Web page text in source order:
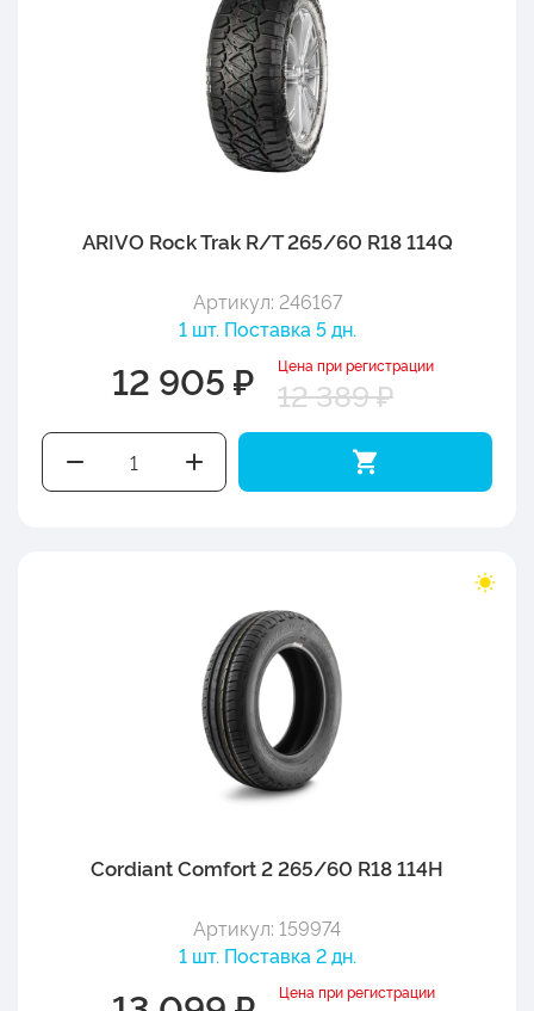
ARIVO Rock Trak R/T 265/60 R18 114Q
Артикул: 246167
1 шт. Поставка 5 дн.
12 905 ₽ Цена при регистрации
12 389 ₽
Cordiant Comfort 2 265/60 R18 114H
Артикул: 159974
1 шт. Поставка 2 дн.
Цена при регистрации